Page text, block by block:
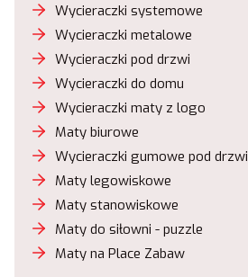
Wycieraczki systemowe
Wycieraczki metalowe
Wycieraczki pod drzwi
Wycieraczki do domu
Wycieraczki maty z logo
Maty biurowe
Wycieraczki gumowe pod drzwi
Maty legowiskowe
Maty stanowiskowe
Maty do siłowni - puzzle
Maty na Place Zabaw